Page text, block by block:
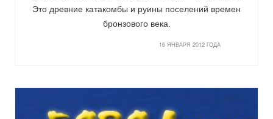
Это древние катакомбы и руины поселений времен
бронзового века.
16 ЯНВАРЯ 2012 ГОДА